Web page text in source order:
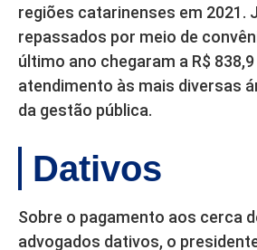
regiões catarinenses em 2021.
repassados por meio de
último ano chegaram a R$
atendimento às mais diversas
da gestão pública.
Dativos
Sobre o pagamento aos cerca
advogados dativos, o